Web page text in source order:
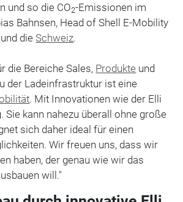
und so die CO2-Emissionen im
Bahnsen, Head of Shell E-Mobility
und die Schweiz.
die Bereiche Sales, Produkte und
der Ladeinfrastruktur ist eine
. Mit Innovationen wie der Elli
Sie kann nahezu überall ohne große
sich daher ideal für einen
Wir freuen uns, dass wir
haben, der genau wie wir das
will."